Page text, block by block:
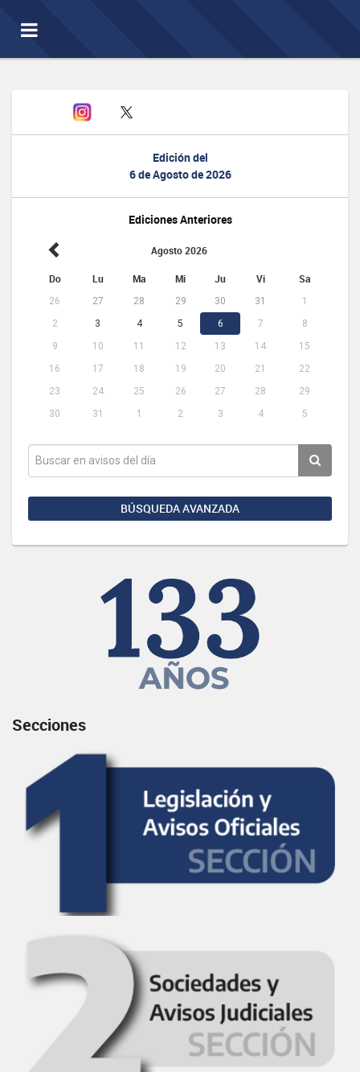
Toggle
navigation
Edición del
6 de Agosto de 2026
Ediciones Anteriores
Agosto 2026
Do Lu Ma Mi Ju Vi Sa
26 27 28 29 30 31
1
2
3 4 5 6 7
8
9
10 11 12 13 14
15
16
17 18 19 20 21
22
23
24 25 26 27 28
29
30
31 1 2 3 4 5
BÚSQUEDA AVANZADA
Secciones